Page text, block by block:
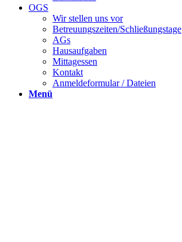
OGS
Wir stellen uns vor
Betreuungszeiten/Schließungstage
AGs
Hausaufgaben
Mittagessen
Kontakt
Anmeldeformular / Dateien
Menü